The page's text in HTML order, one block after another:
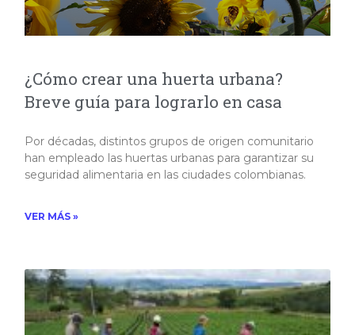
¿Cómo crear una huerta urbana?
Breve guía para lograrlo en casa
Por décadas, distintos grupos de origen comunitario
han empleado las huertas urbanas para garantizar su
seguridad alimentaria en las ciudades colombianas.
VER MÁS »